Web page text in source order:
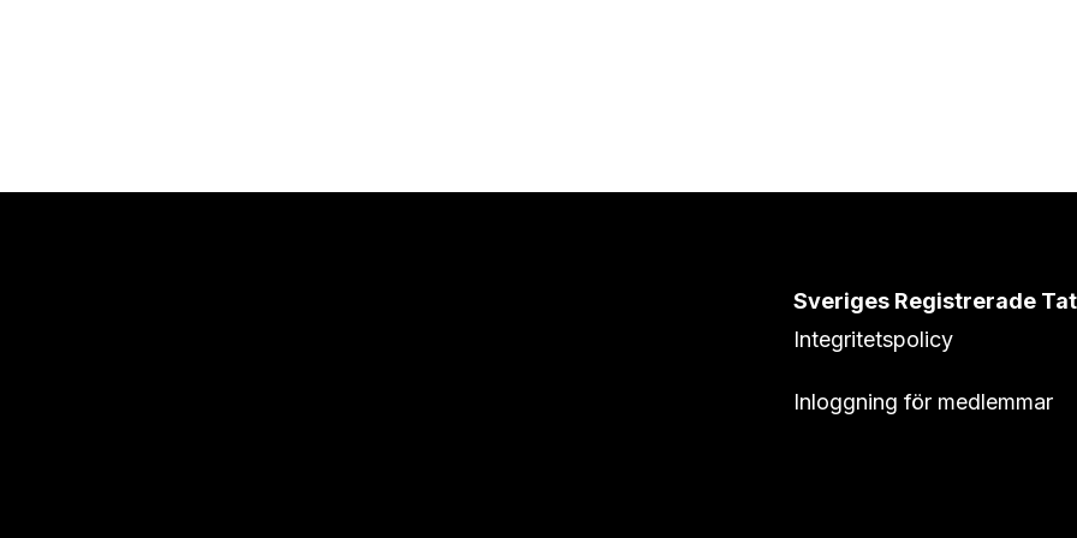
Sveriges Registrerade
Integritetspolicy
Inloggning för medlemmar